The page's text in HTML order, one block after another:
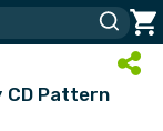
CD Pattern